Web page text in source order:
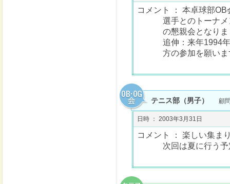
コメント ： 本卓球部
選手とのトーナ
の懇親会となり
追伸：来年1994
方の参加を願い
テニス部（男子） 顧
日時 ： 2003年3月31日
コメント ： 楽しい集ま
次回は夏に行う